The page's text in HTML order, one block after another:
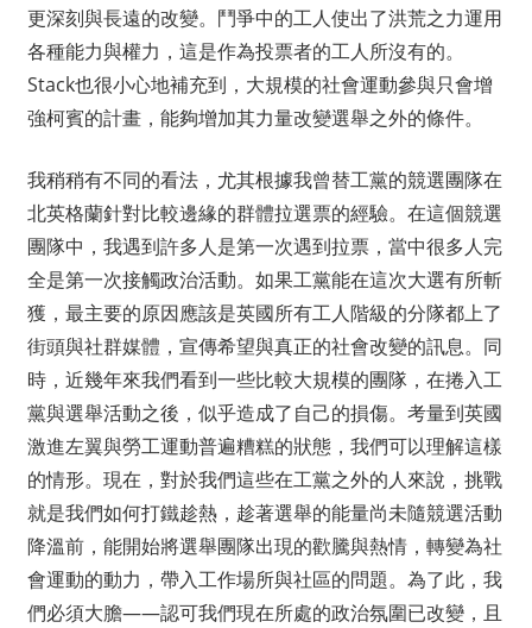
更深刻與長遠的改變。鬥爭中的工人使出了洪荒之力運用
各種能力與權力，這是作為投票者的工人所沒有的。
Stack也很小心地補充到，大規模的社會運動參與只會增
強柯賓的計畫，能夠增加其力量改變選舉之外的條件。
我稍稍有不同的看法，尤其根據我曾替工黨的競選團隊在
北英格蘭針對比較邊緣的群體拉選票的經驗。在這個競選
團隊中，我遇到許多人是第一次遇到拉票，當中很多人完
全是第一次接觸政治活動。如果工黨能在這次大選有所斬
獲，最主要的原因應該是英國所有工人階級的分隊都上了
街頭與社群媒體，宣傳希望與真正的社會改變的訊息。同
時，近幾年來我們看到一些比較大規模的團隊，在捲入工
黨與選舉活動之後，似乎造成了自己的損傷。考量到英國
激進左翼與勞工運動普遍糟糕的狀態，我們可以理解這樣
的情形。現在，對於我們這些在工黨之外的人來說，挑戰
就是我們如何打鐵趁熱，趁著選舉的能量尚未隨競選活動
降溫前，能開始將選舉團隊出現的歡騰與熱情，轉變為社
會運動的動力，帶入工作場所與社區的問題。為了此，我
們必須大膽——認可我們現在所處的政治氛圍已改變，且